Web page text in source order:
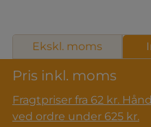
Pris inkl. moms
Fragtpriser fra 62 kr. Håndteringsgebyr på 30 kr.
ved ordre under 625 kr.
Ekskl. moms